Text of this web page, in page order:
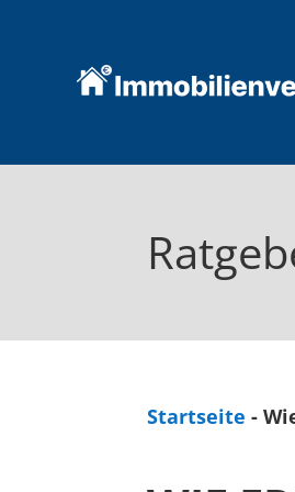
Startseite -